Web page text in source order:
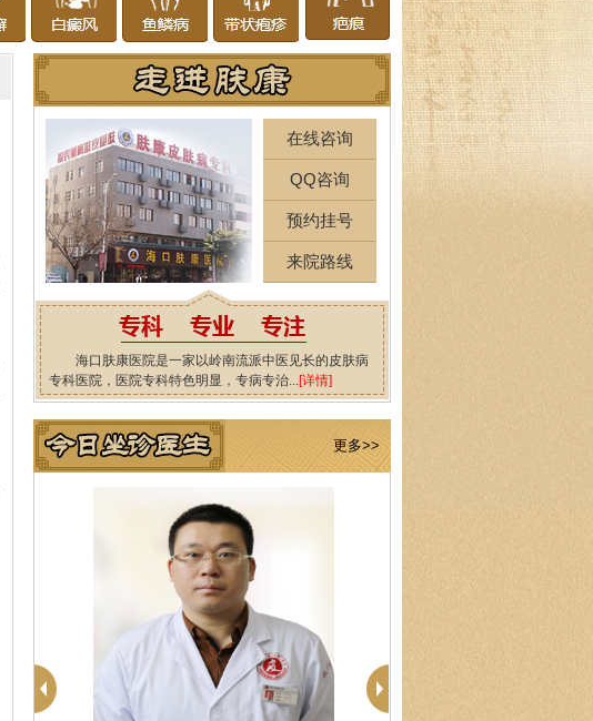
在线咨询
QQ咨询
预约挂号
来院路线
海口肤康医院是一家以岭南流派中医见长的皮肤病
专科医院，医院专科特色明显，专病专治...[详情]
更多>>